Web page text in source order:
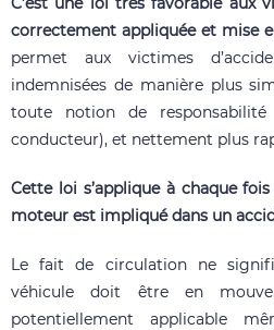
correctement appliquée et mise
permet aux victimes
indemnisées de manière plus
toute notion de
conducteur), et nettement plus
Cette loi s’applique à chaque
moteur est impliqué dans un
Le fait de circulation ne
véhicule doit être en
potentiellement applicable